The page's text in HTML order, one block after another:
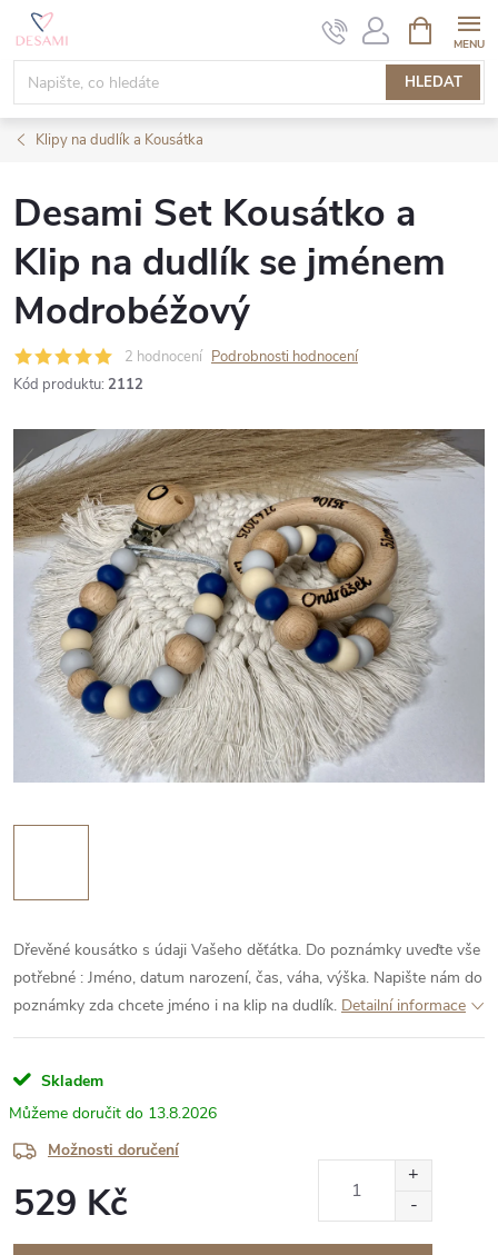
Přejít
obsah
HLEDAT
NÁKUPNÍ
KOŠÍK
Klipy na dudlík a Kousátka
Desami Set Kousátko a
Klip na dudlík se jménem
Modrobéžový
2 hodnocení Podrobnosti hodnocení
Kód produktu: 2112
Dřevěné kousátko s údaji Vašeho děťátka. Do poznámky uveďte vše
potřebné : Jméno, datum narození, čas, váha, výška. Napište nám do
poznámky zda chcete jméno i na klip na dudlík. Detailní informace
Skladem
13.8.2026
Možnosti doručení
529 Kč